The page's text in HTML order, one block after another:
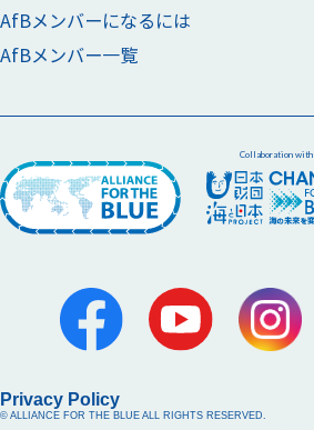
AfBメンバーになるには
AfBメンバー一覧
Collaboration with
© ALLIANCE FOR THE BLUE ALL RIGHTS RESERVED.
Privacy Policy